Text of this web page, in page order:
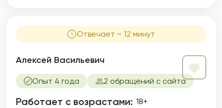
жизни малодоступны.Отвечает ~ 12 минут
Алексей Васильевич
Опыт 4 года 2 обращений с сайта
Работает с возрастами: 18+